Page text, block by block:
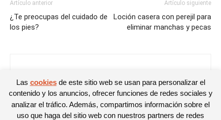
Artículo anterior
¿Te preocupas del cuidado de
los pies?
Artículo siguiente
Loción casera con perejil para
eliminar manchas y pecas
Las cookiesde este sitio web se usan para personalizar el
contenido y los anuncios, ofrecer funciones de redes sociales y
analizar el tráfico. Además, compartimos información sobre el
uso que haga del sitio web con nuestros partners de redes